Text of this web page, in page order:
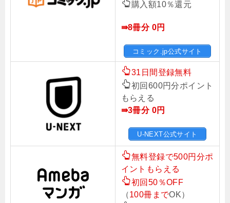
購入額10％還元
⇛8冊分 0円
コミック.jp公式サイト
31日間登録無料
初回600円分ポイント
もらえる
⇛3冊分 0円
U-NEXT公式サイト
無料登録で500円分ポ
イントもらえる
初回50％OFF
（100冊までOK）